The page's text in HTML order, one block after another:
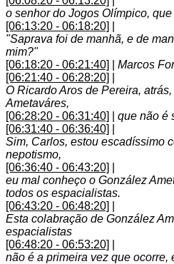
o senhor do Jogos Olímpico,
[06:13:20 - 06:18:20]
"Saprava foi de manhã, e de
mim?"
[06:18:20 - 06:21:40]
Marcos
[06:21:40 - 06:28:20]
O Ricardo Aros de Pereira,
Ametaváres,
[06:28:20 - 06:31:40]
que não é
[06:31:40 - 06:36:40]
Sim, Carlos, estou escadíssimo
nepotismo,
[06:36:40 - 06:43:20]
eu mal conheço o González
todos os espacialistas.
[06:43:20 - 06:48:20]
Esta colabração de González
espacialistas
[06:48:20 - 06:53:20]
não é a primeira vez que ocorre,